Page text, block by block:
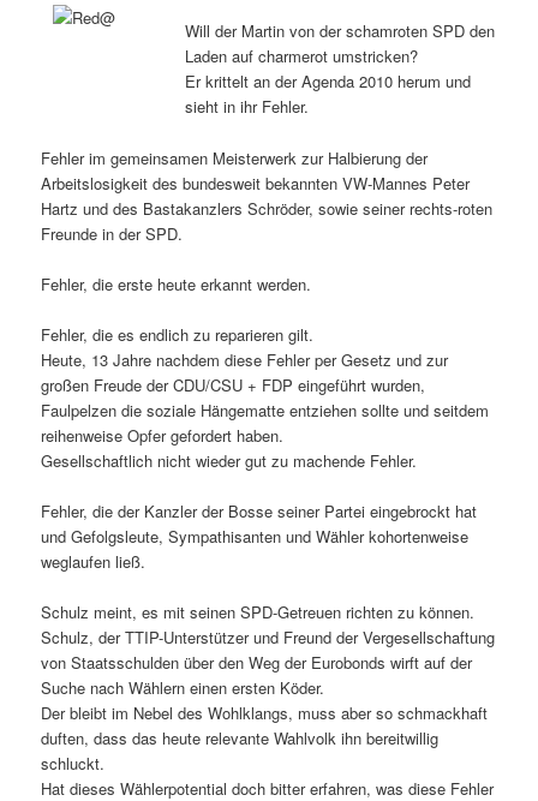
Will der Martin von der schamroten SPD den
Laden auf charmerot umstricken?
Er krittelt an der Agenda 2010 herum und
sieht in ihr Fehler.
Fehler im gemeinsamen Meisterwerk zur Halbierung der
Arbeitslosigkeit des bundesweit bekannten VW-Mannes Peter
Hartz und des Bastakanzlers Schröder, sowie seiner rechts-roten
Freunde in der SPD.
Fehler, die erste heute erkannt werden.
Fehler, die es endlich zu reparieren gilt.
Heute, 13 Jahre nachdem diese Fehler per Gesetz und zur
großen Freude der CDU/CSU + FDP eingeführt wurden,
Faulpelzen die soziale Hängematte entziehen sollte und seitdem
reihenweise Opfer gefordert haben.
Gesellschaftlich nicht wieder gut zu machende Fehler.
Fehler, die der Kanzler der Bosse seiner Partei eingebrockt hat
und Gefolgsleute, Sympathisanten und Wähler kohortenweise
weglaufen ließ.
Schulz meint, es mit seinen SPD-Getreuen richten zu können.
Schulz, der TTIP-Unterstützer und Freund der Vergesellschaftung
von Staatsschulden über den Weg der Eurobonds wirft auf der
Suche nach Wählern einen ersten Köder.
Der bleibt im Nebel des Wohlklangs, muss aber so schmackhaft
duften, dass das heute relevante Wahlvolk ihn bereitwillig
schluckt.
Hat dieses Wählerpotential doch bitter erfahren, was diese Fehler